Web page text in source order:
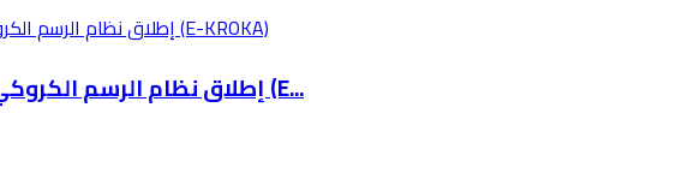
إطلاق نظام الرسم الكروكي الالكتروني الوطني (E...